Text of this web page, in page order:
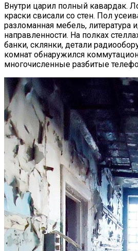
Внутри царил полный кавардак.
краски свисали со стен. Пол
разломанная мебель, литература
направленности. На полках
банки, склянки, детали
комнат обнаружился
многочисленные разбитые